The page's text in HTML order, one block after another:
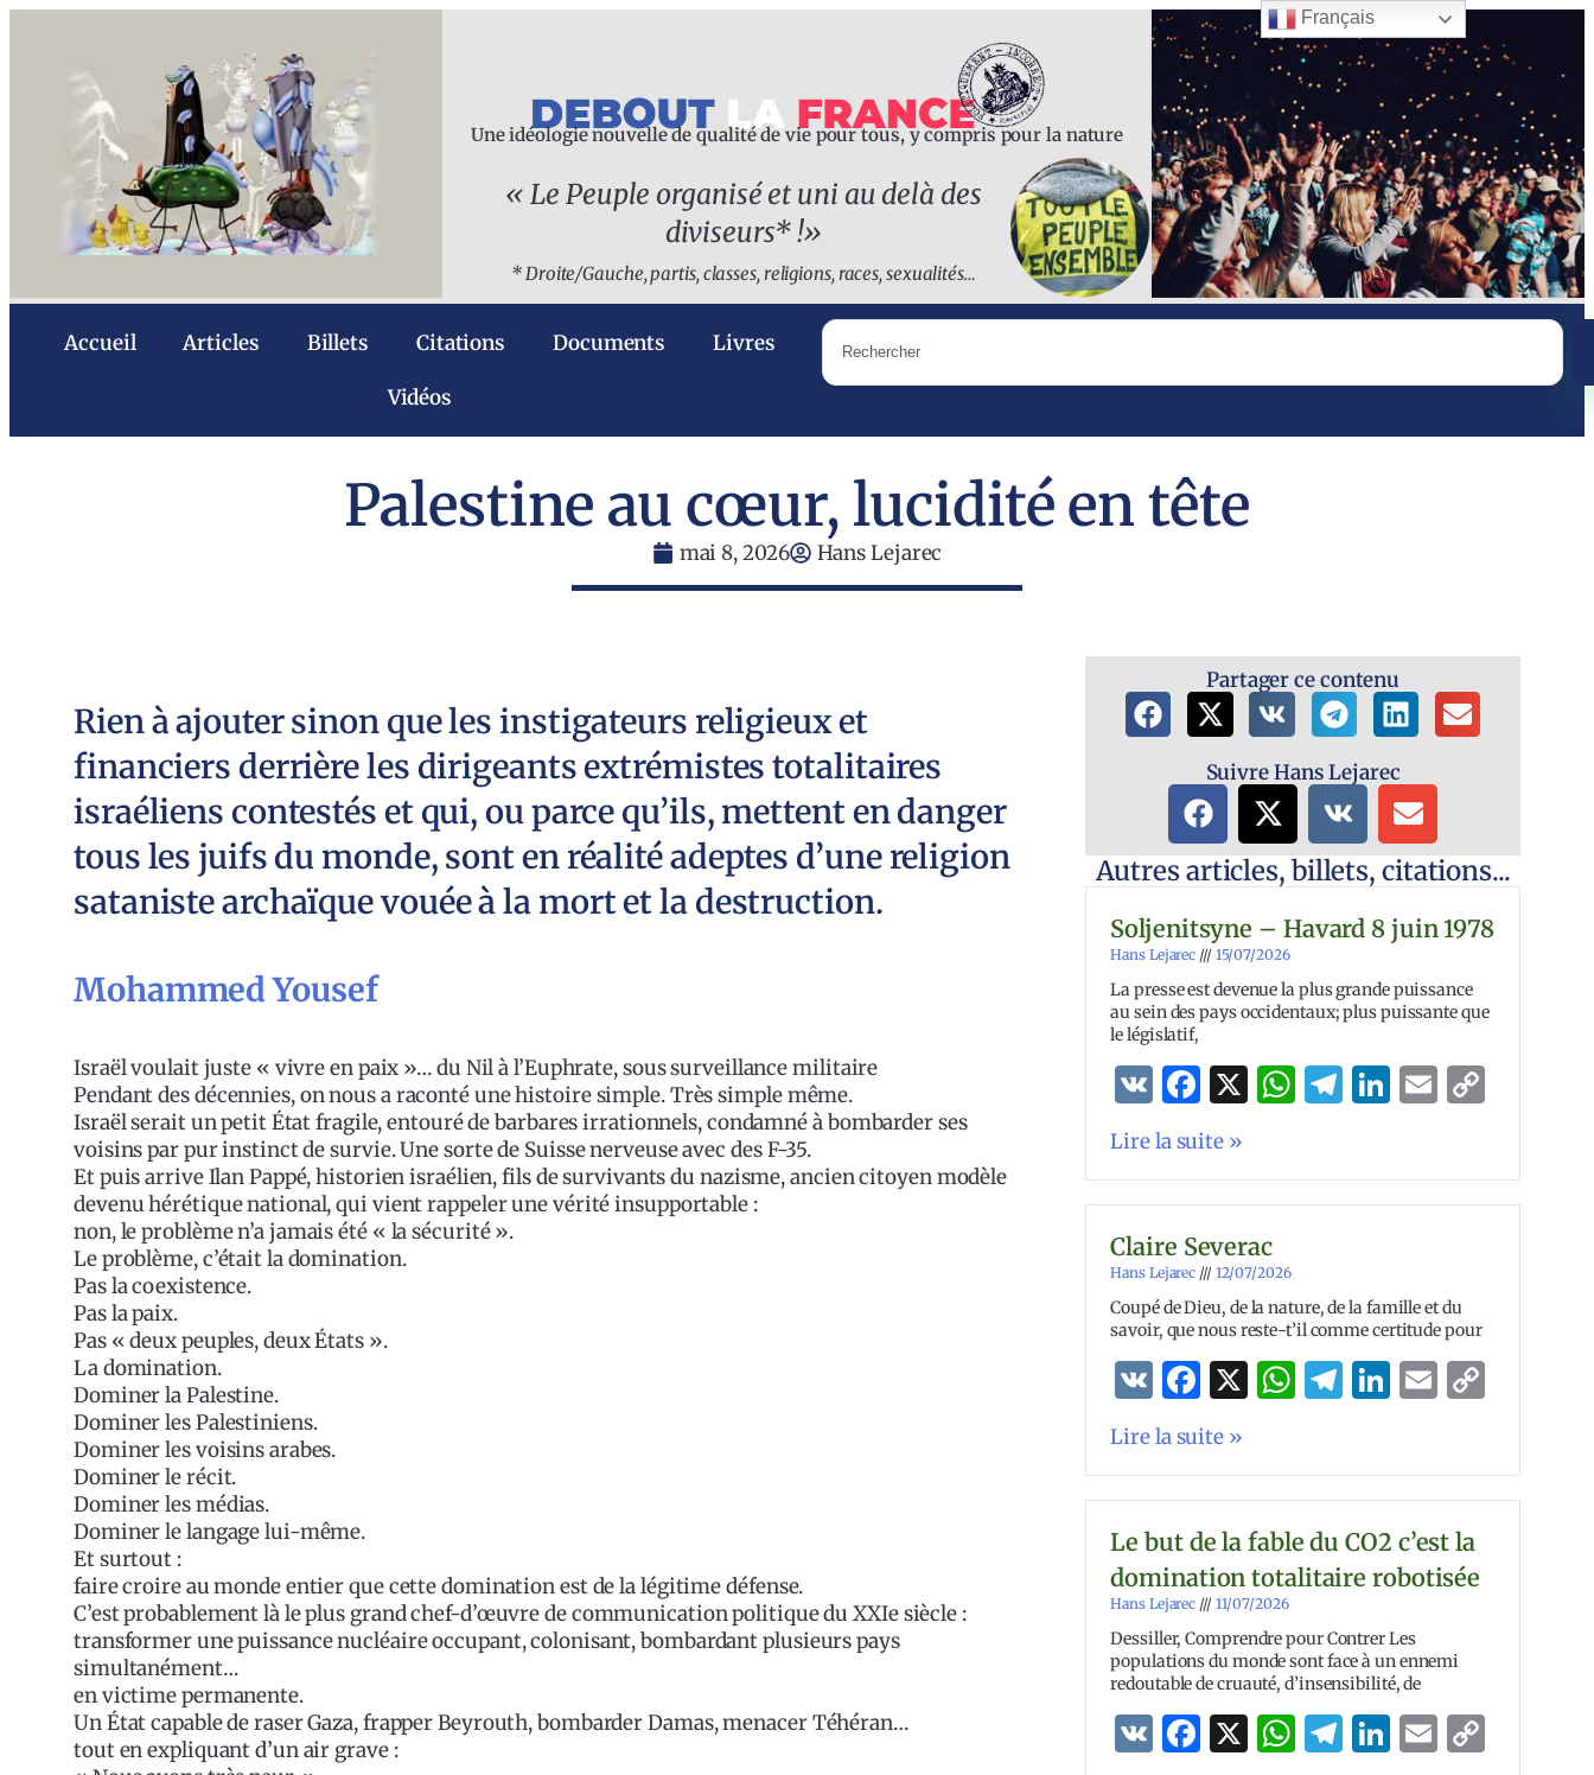
Une idéologie nouvelle de qualité de vie pour tous, y compris pour la nature
« Le Peuple organisé et uni au delà des
diviseurs* !»
* Droite/Gauche, partis, classes, religions, races, sexualités…
Accueil Articles Billets Citations Documents Livres
Vidéos
Palestine au cœur, lucidité en tête
mai 8, 2026 Hans Lejarec
Rien à ajouter sinon que les instigateurs religieux et
financiers derrière les dirigeants extrémistes totalitaires
israéliens contestés et qui, ou parce qu’ils, mettent en danger
tous les juifs du monde, sont en réalité adeptes d’une religion
sataniste archaïque vouée à la mort et la destruction.
Mohammed Yousef
Israël voulait juste « vivre en paix »… du Nil à l’Euphrate, sous surveillance militaire
Pendant des décennies, on nous a raconté une histoire simple. Très simple même.
Israël serait un petit État fragile, entouré de barbares irrationnels, condamné à bombarder ses
voisins par pur instinct de survie. Une sorte de Suisse nerveuse avec des F-35.
Et puis arrive Ilan Pappé, historien israélien, fils de survivants du nazisme, ancien citoyen modèle
devenu hérétique national, qui vient rappeler une vérité insupportable :
non, le problème n’a jamais été « la sécurité ».
Le problème, c’était la domination.
Pas la coexistence.
Pas la paix.
Pas « deux peuples, deux États ».
La domination.
Dominer la Palestine.
Dominer les Palestiniens.
Dominer les voisins arabes.
Dominer le récit.
Dominer les médias.
Dominer le langage lui-même.
Et surtout :
faire croire au monde entier que cette domination est de la légitime défense.
C’est probablement là le plus grand chef-d’œuvre de communication politique du XXIe siècle :
transformer une puissance nucléaire occupant, colonisant, bombardant plusieurs pays
simultanément…
en victime permanente.
Un État capable de raser Gaza, frapper Beyrouth, bombarder Damas, menacer Téhéran…
tout en expliquant d’un air grave :
Partager ce contenu
Suivre Hans Lejarec
Autres articles, billets, citations...
Soljenitsyne – Havard 8 juin 1978
Hans Lejarec 15/07/2026
La presse est devenue la plus grande puissance
au sein des pays occidentaux; plus puissante que
le législatif,
VK Facebook
X WhatsApp
Telegram
LinkedIn
Email
Lire la suite »
Claire Severac
Hans Lejarec 12/07/2026
Coupé de Dieu, de la nature, de la famille et du
savoir, que nous reste-t’il comme certitude pour
VK Facebook
X WhatsApp
Telegram
LinkedIn
Email
Lire la suite »
Le but de la fable du CO2 c’est la
domination totalitaire robotisée
Hans Lejarec 11/07/2026
Dessiller, Comprendre pour Contrer Les
populations du monde sont face à un ennemi
redoutable de cruauté, d’insensibilité, de
VK Facebook
X WhatsApp
Telegram
LinkedIn
Email
Français